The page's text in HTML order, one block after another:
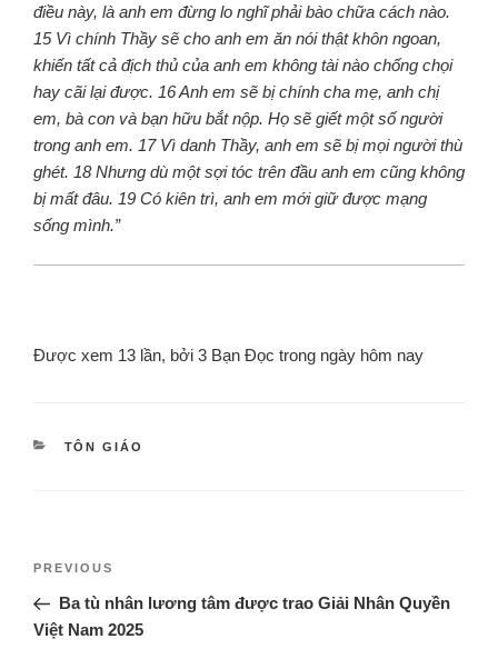
điều này, là anh em đừng lo nghĩ phải bào chữa cách nào.
15 Vì chính Thầy sẽ cho anh em ăn nói thật khôn ngoan,
khiến tất cả địch thủ của anh em không tài nào chống chọi
hay cãi lại được. 16 Anh em sẽ bị chính cha mẹ, anh chị
em, bà con và bạn hữu bắt nộp. Họ sẽ giết một số người
trong anh em. 17 Vì danh Thầy, anh em sẽ bị mọi người thù
ghét. 18 Nhưng dù một sợi tóc trên đầu anh em cũng không
bị mất đâu. 19 Có kiên trì, anh em mới giữ được mạng
sống mình.”
Được xem 13 lần, bởi 3 Bạn Đọc trong ngày hôm nay
TÔN GIÁO
PREVIOUS
Ba tù nhân lương tâm được trao Giải Nhân Quyền
Việt Nam 2025